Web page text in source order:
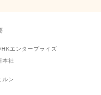
エンタープライズ
本社
ルン